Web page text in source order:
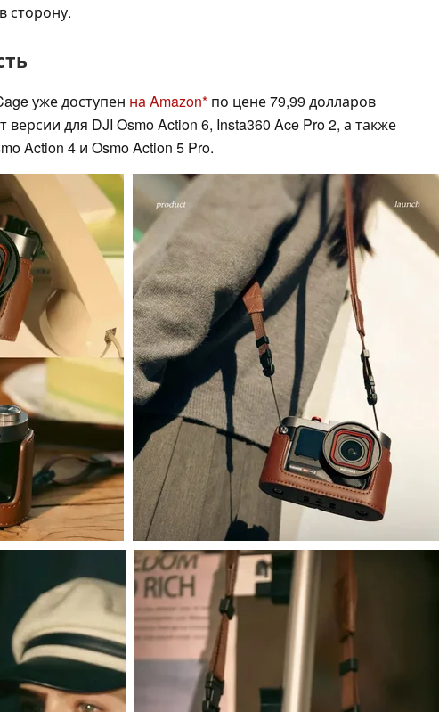
сторону.
уже доступен на Amazon по цене 79,99 долларов
для DJI Osmo Action 6, Insta360 Ace Pro 2, а также
Action 4 и Osmo Action 5 Pro.